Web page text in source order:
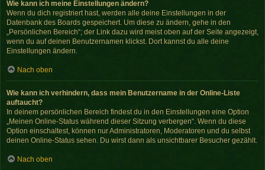
Wie kann ich meine Einstellungen ändern?
Wenn du dich registriert hast, werden alle deine Einstellungen in der
Datenbank des Boards gespeichert. Um diese zu ändern, gehe in den
„Persönlichen Bereich“; der Link dazu wird meist oben auf der Seite angezeigt,
wenn du auf deinen Benutzernamen klickst. Dort kannst du alle deine
Einstellungen ändern.
Nach oben
Wie kann ich verhindern, dass mein Benutzername in der Online-Liste
auftaucht?
In deinem persönlichen Bereich findest du in den Einstellungen eine Option
„Meinen Online-Status während dieser Sitzung verbergen“. Wenn du diese
Option einschaltest, können nur Administratoren, Moderatoren und du selbst
deinen Online-Status sehen. Du wirst dann als unsichtbarer Besucher gezählt.
Nach oben